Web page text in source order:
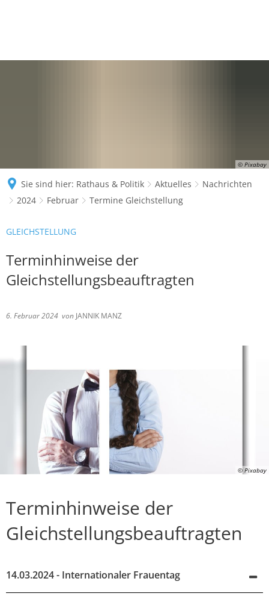
© Pixabay
Sie sind hier: Rathaus & Politik Aktuelles
Nachrichten
2024
Februar Termine Gleichstellung
GLEICHSTELLUNG
Terminhinweise der
Gleichstellungsbeauftragten
6. Februar 2024 von JANNIK MANZ
© Pixabay
Terminhinweise der
Gleichstellungsbeauftragten
14.03.2024 - Internationaler Frauentag